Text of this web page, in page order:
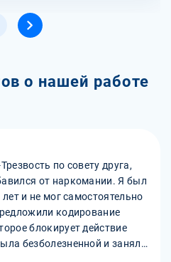
о нашей работе
по совету друга,
от наркомании. Я был
и не мог самостоятельно
кодирование
блокирует действие
безболезненной и заняла